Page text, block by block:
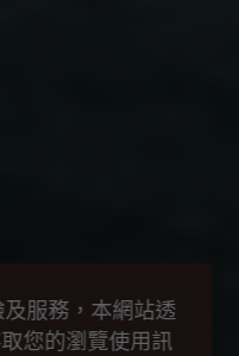
服務，本網站透
您的瀏覽使用訊